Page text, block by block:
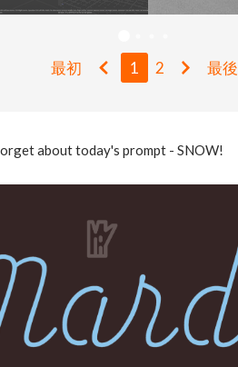
最初 1 2 最後
about today's prompt - SNOW!